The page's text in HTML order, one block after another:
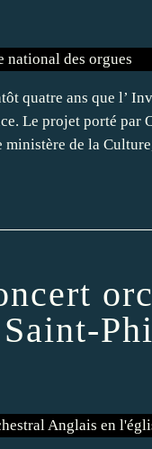
quatre ans que l’
Le projet porté par
ministère de la
Saint-